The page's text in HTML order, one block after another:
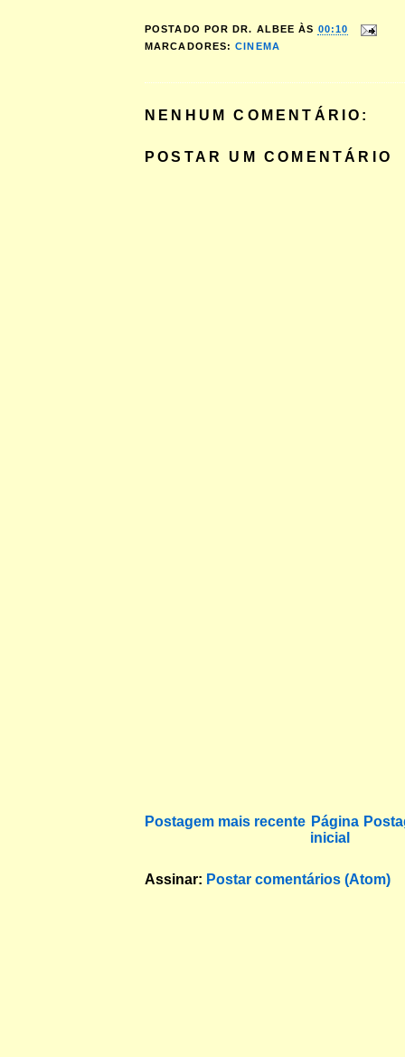
POSTADO POR DR. ALBEE ÀS 00:10
MARCADORES:CINEMA
NENHUM COMENTÁRIO:
POSTAR UM COMENTÁRIO
Postagem mais recente Página
inicial
Assinar: Postar comentários (Atom)